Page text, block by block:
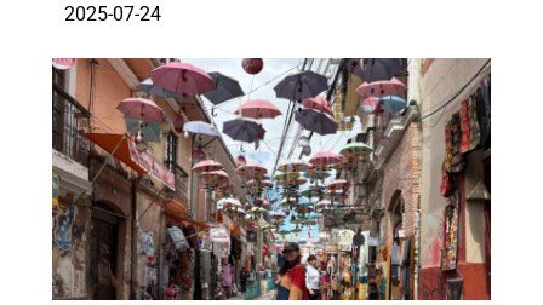
2025-07-24